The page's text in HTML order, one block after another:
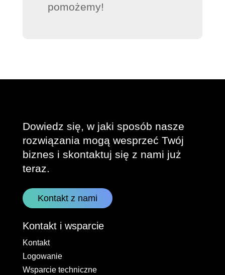
pomożemy!
Dowiedz się, w jaki sposób nasze
rozwiązania mogą wesprzeć Twój
biznes i skontaktuj się z nami już
teraz.
Kontakt z nami
Kontakt i wsparcie
Kontakt
Logowanie
Wsparcie techniczne